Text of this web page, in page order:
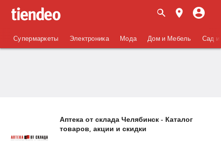
Супермаркеты Электроника Мода Дом и Мебель Сад и
Аптека от склада Челябинск - Каталог
товаров, акции и скидки